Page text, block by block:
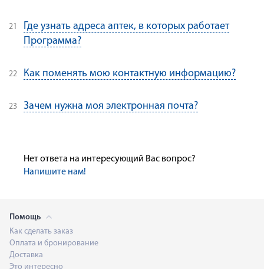
Где узнать адреса аптек, в которых работает
Программа?
Как поменять мою контактную информацию?
Зачем нужна моя электронная почта?
Нет ответа на интересующий Вас вопрос?
Напишите нам!
Помощь
Как сделать заказ
Оплата и бронирование
Доставка
Это интересно